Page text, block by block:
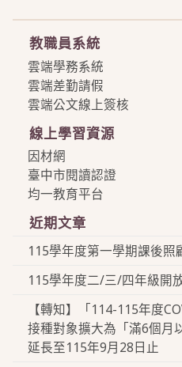
教職員系統
雲端學務系統
雲端差勤請假
雲端公文線上簽核
線上學習資源
因材網
臺中市閱讀認證
均一教育平台
近期文章
115學年度第一學期課後照
115學年度二/三/四年級開
【轉知】「114-115年度
接種對象擴大為「滿6個月
延長至115年9月28日止